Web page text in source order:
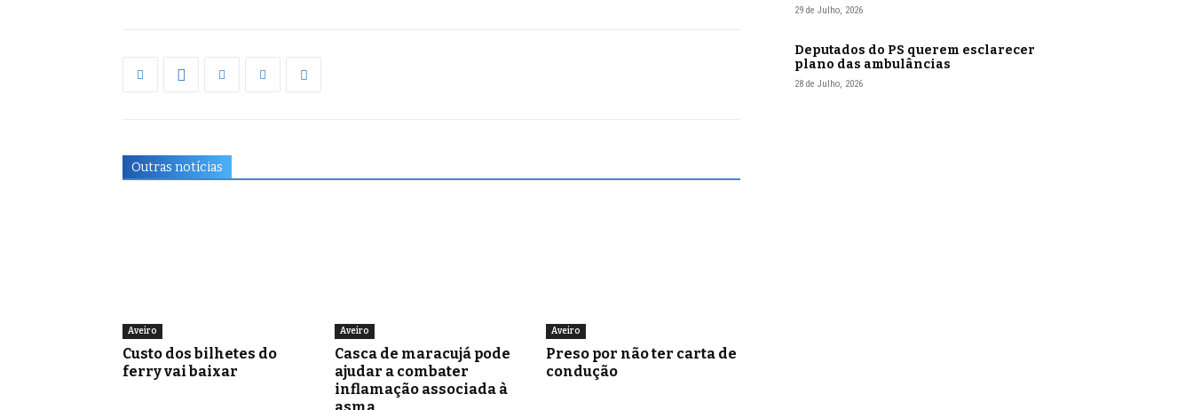
Outras notícias
Aveiro
Custo dos bilhetes do
ferry vai baixar
Aveiro
Casca de maracujá pode
ajudar a combater
inflamação associada à
asma
Aveiro
Preso por não ter carta de
condução
29 de Julho, 2026
Deputados do PS querem esclarecer
plano das ambulâncias
28 de Julho, 2026